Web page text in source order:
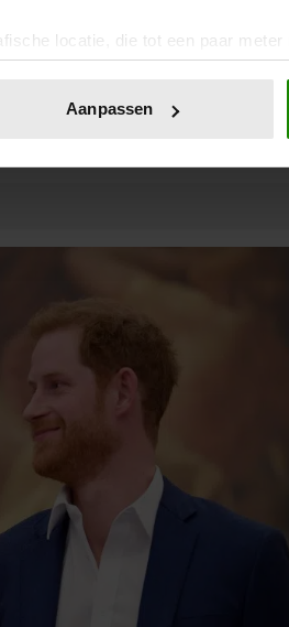
locatie, die tot een paar
te scannen op specifieke
in de Cookieverklaring.
te personaliseren, om functies
over uw gebruik van
deze gegevens combineren
van uw gebruik van hun services.
Aanpassen
bijnaam gekregen. Hij wordt door
heeft hij er veel. Hij